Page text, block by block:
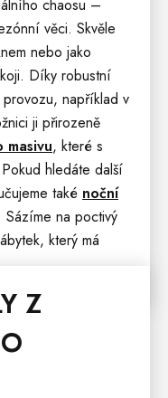
Z
chaosu –
věci. Skvěle
nebo jako
Díky robustní
například v
ji přirozeně
, které s
hledáte další
také noční
Sázíme na poctivý
který má